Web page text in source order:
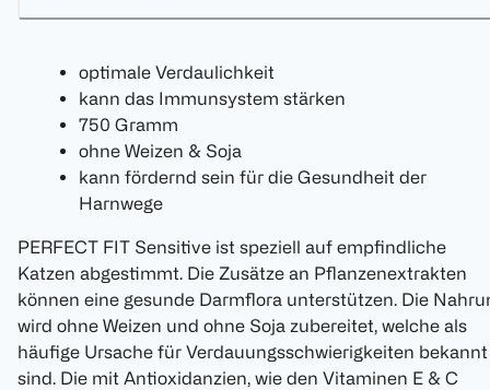
optimale Verdaulichkeit
kann das Immunsystem stärken
750 Gramm
ohne Weizen & Soja
kann fördernd sein für die Gesundheit der
Harnwege
PERFECT FIT Sensitive ist speziell auf empfindliche
Katzen abgestimmt. Die Zusätze an Pflanzenextrakten
können eine gesunde Darmflora unterstützen. Die
wird ohne Weizen und ohne Soja zubereitet, welche als
häufige Ursache für Verdauungsschwierigkeiten bekannt
sind. Die mit Antioxidanzien, wie den Vitaminen E & C